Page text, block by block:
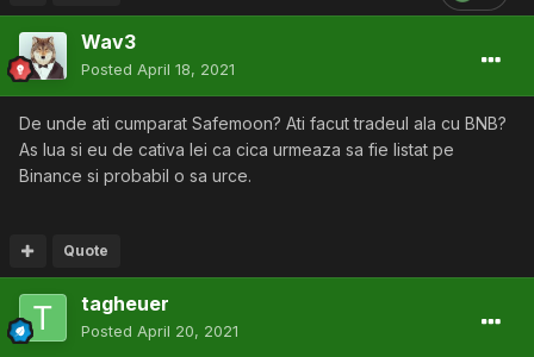
Wav3
Posted April 18, 2021
De unde ati cumparat Safemoon? Ati facut tradeul ala cu BNB?
As lua si eu de cativa lei ca cica urmeaza sa fie listat pe
Binance si probabil o sa urce.
Quote
tagheuer
Posted April 20, 2021